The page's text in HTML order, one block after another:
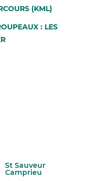
(KML)
: LES
St Sauveur
Camprieu